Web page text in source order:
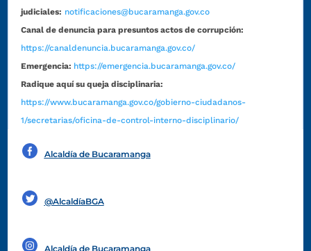
judiciales: notificaciones@bucaramanga.gov.co
Canal de denuncia para presuntos actos de corrupción:
https://canaldenuncia.bucaramanga.gov.co/
Emergencia: https://emergencia.bucaramanga.gov.co/
Radique aquí su queja disciplinaria:
https://www.bucaramanga.gov.co/gobierno-ciudadanos-
1/secretarias/oficina-de-control-interno-disciplinario/
Alcaldía de Bucaramanga
@AlcaldíaBGA
Alcaldía de Bucaramanga